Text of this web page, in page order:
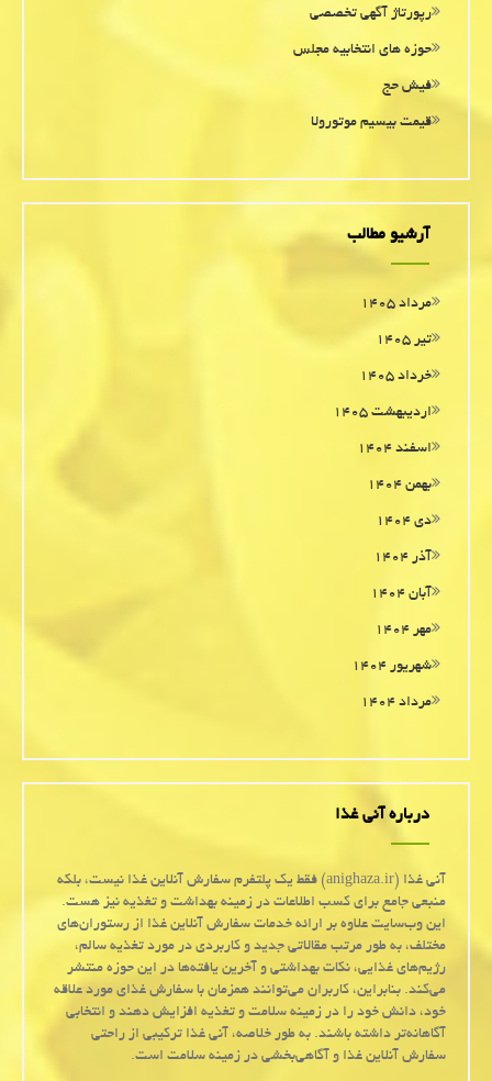
رپورتاژ آگهی تخصصی
حوزه های انتخابیه مجلس
فیش حج
قیمت بیسیم موتورولا
آرشیو مطالب
مرداد ۱۴۰۵
تیر ۱۴۰۵
خرداد ۱۴۰۵
اردیبهشت ۱۴۰۵
اسفند ۱۴۰۴
بهمن ۱۴۰۴
دی ۱۴۰۴
آذر ۱۴۰۴
آبان ۱۴۰۴
مهر ۱۴۰۴
شهریور ۱۴۰۴
مرداد ۱۴۰۴
درباره آنی غذا
آنی غذا (anighaza.ir) فقط یک پلتفرم سفارش آنلاین غذا نیست، بلکه
منبعی جامع برای کسب اطلاعات در زمینه بهداشت و تغذیه نیز هست.
این وب‌سایت علاوه بر ارائه خدمات سفارش آنلاین غذا از رستوران‌های
مختلف، به طور مرتب مقالاتی جدید و کاربردی در مورد تغذیه سالم،
رژیم‌های غذایی، نکات بهداشتی و آخرین یافته‌ها در این حوزه منتشر
می‌کند. بنابراین، کاربران می‌توانند همزمان با سفارش غذای مورد علاقه
خود، دانش خود را در زمینه سلامت و تغذیه افزایش دهند و انتخابی
آگاهانه‌تر داشته باشند. به طور خلاصه، آنی غذا ترکیبی از راحتی
سفارش آنلاین غذا و آگاهی‌بخشی در زمینه سلامت است.